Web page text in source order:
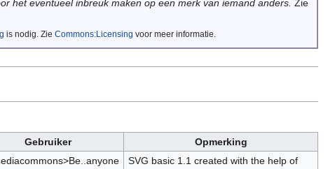
het eventueel inbreuk maken op een merk van iemand anders. Zie
is nodig. Zie Commons:Licensing voor meer informatie.
Gebruiker
Opmerking
SVG basic 1.1 created with the help of